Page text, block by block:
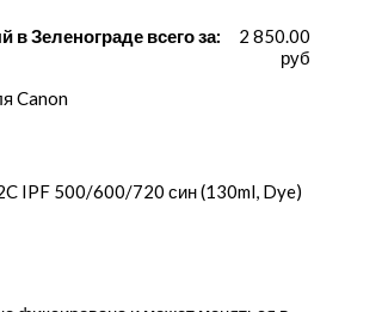
в Зеленограде всего за:
2 850.00
руб
Canon
IPF 500/​600/​720 син (130ml, Dye)